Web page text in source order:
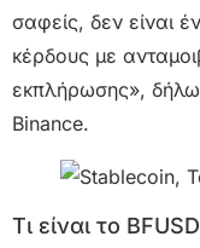
σαφείς, δεν είναι
κέρδους με
εκπλήρωσης»,
Binance.
Τι είναι το